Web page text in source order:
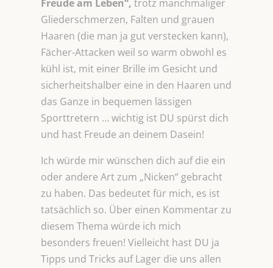
Freude am Leben“,trotz manchmaliger
Gliederschmerzen, Falten und grauen
Haaren (die man ja gut verstecken kann),
Fächer-Attacken weil so warm obwohl es
kühl ist, mit einer Brille im Gesicht und
sicherheitshalber eine in den Haaren und
das Ganze in bequemen lässigen
Sporttretern … wichtig ist DU spürst dich
und hast Freude an deinem Dasein!
Ich würde mir wünschen dich auf die ein
oder andere Art zum „Nicken“ gebracht
zu haben. Das bedeutet für mich, es ist
tatsächlich so. Über einen Kommentar zu
diesem Thema würde ich mich
besonders freuen! Vielleicht hast DU ja
Tipps und Tricks auf Lager die uns allen